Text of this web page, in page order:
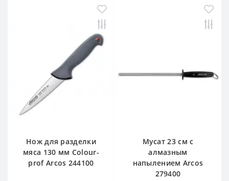
Нож для разделки
мяса 130 мм Сolour-
prof Arcos 244100
Мусат 23 см с
алмазным
напылением Arcos
279400